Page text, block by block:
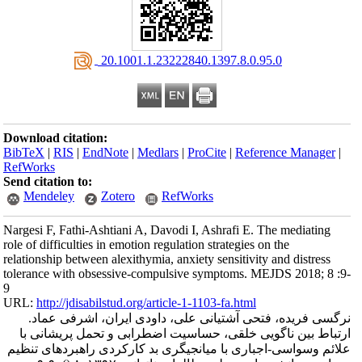
‎ 20.1001.1.23222840.1397.8.0.95.0
Download citation:
BibTeX |RIS |EndNote |Medlars |ProCite |Reference Manager
RefWorks
Send citation to:
Mendeley
Zotero RefWorks
Nargesi F, Fathi-Ashtiani A, Davodi I, Ashrafi E. The mediating
role of difficulties in emotion regulation strategies on the
relationship between alexithymia, anxiety sensitivity and distress
tolerance with obsessive-compulsive symptoms. MEJDS 2018; 8 :9-
URL:http://jdisabilstud.org/article-1-1103-fa.html
نرگسی فریده، فتحی آشتیانی علی، داودی ایران، اشرفی عماد.
ارتباط بین ناگویی خلقی، حساسیت اضطرابی و تحمل پریشانی با
علائم وسواسی-اجباری با میانجیگری بد کارکردی راهبردهای تنظیم